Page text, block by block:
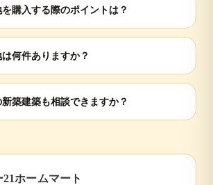
購入する際のポイントは？
何件ありますか？
築建築も相談できますか？
ホームマート